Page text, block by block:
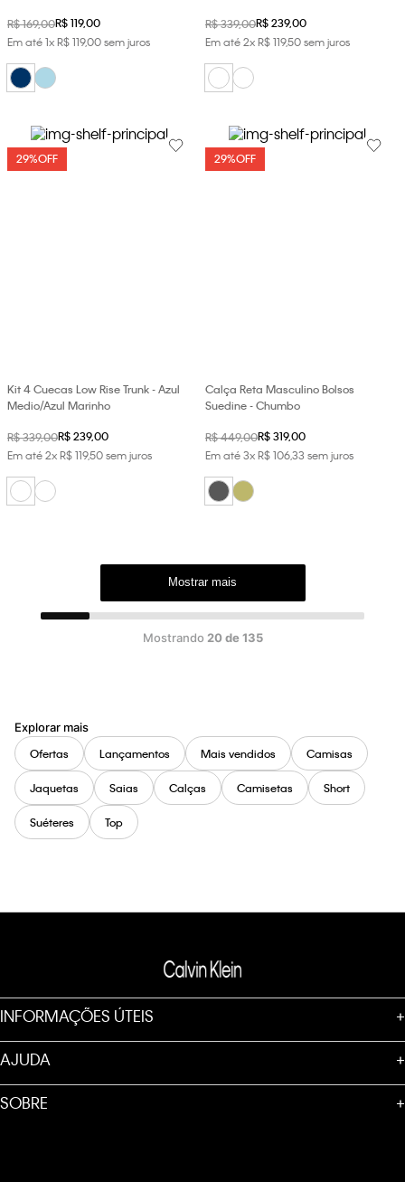
R$169,00R$119,00
Em até1xR$119,00sem juros
R$339,00R$239,00
Em até2xR$119,50sem juros
29%OFF
Kit 4 Cuecas Low Rise Trunk - Azul
Medio/Azul Marinho
R$339,00R$239,00
Em até2xR$119,50sem juros
29%OFF
Calça Reta Masculino Bolsos
Suedine - Chumbo
R$449,00R$319,00
Em até3xR$10633 sem juros
Mostrar mais
Mostrando 20 de 135
Explorar mais
Ofertas
Lançamentos Mais vendidos Camisas
Jaquetas Saias Calças Camisetas Short
Suéteres Top
INFORMAÇÕES ÚTEIS +
AJUDA +
SOBRE +